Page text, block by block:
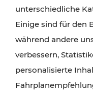
Radtouren oder
Attraktionen sind
Angeboten des
unterschiedliche
Einige sind für den
während andere
verbessern,
personalisierte